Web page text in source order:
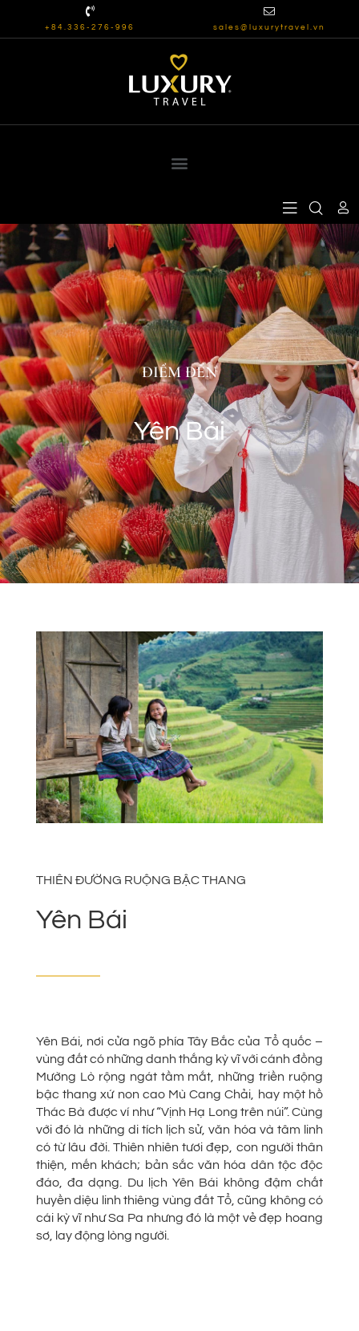
+84.336-276-996 sales@luxurytravel.vn
ĐIỂM ĐẾN
Yên Bái
THIÊN ĐƯỜNG RUỘNG BẬC THANG
Yên Bái
Yên Bái, nơi cửa ngõ phía Tây Bắc của Tổ quốc –
vùng đất có những danh thắng kỳ vĩ với cánh đồng
Mường Lò rộng ngát tầm mắt, những triền ruộng
bậc thang xứ non cao Mù Cang Chải, hay một hồ
Thác Bà được ví như “Vịnh Hạ Long trên núi”. Cùng
với đó là những di tích lịch sử, văn hóa và tâm linh
có từ lâu đời. Thiên nhiên tươi đẹp, con người thân
thiện, mến khách; bản sắc văn hóa dân tộc độc
đáo, đa dạng. Du lịch Yên Bái không đậm chất
huyền diệu linh thiêng vùng đất Tổ, cũng không có
cái kỳ vĩ như Sa Pa nhưng đó là một vẻ đẹp hoang
sơ, lay động lòng người.